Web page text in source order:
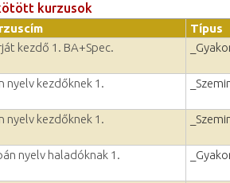
kurzusok
Típus
kezdő 1. BA+Spec.
nyelv kezdőknek 1.
nyelv kezdőknek 1.
nyelv haladóknak 1.